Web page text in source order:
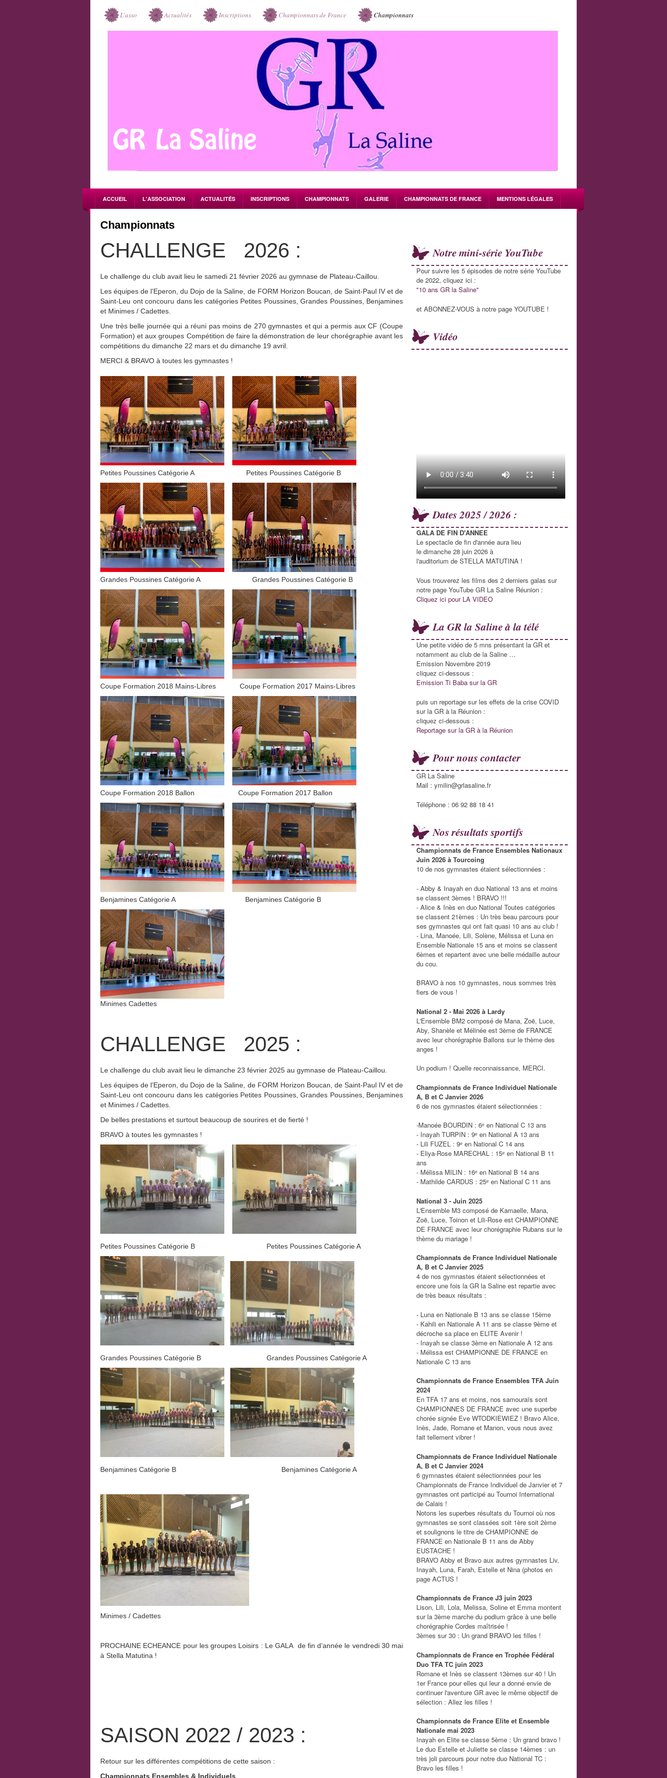
L’asso Actualités Inscriptions Championnats de France Championnats
ACCUEIL L'ASSOCIATION ACTUALITÉS INSCRIPTIONS CHAMPIONNATS GALERIE CHAMPIONNATS DE FRANCE MENTIONS LÉGALES
Championnats
CHALLENGE 2026 :
Le challenge du club avait lieu le samedi 21 février 2026 au gymnase de Plateau-Caillou.
Les équipes de l’Eperon, du Dojo de la Saline, de FORM Horizon Boucan, de Saint-Paul IV et de
Saint-Leu ont concouru dans les catégories Petites Poussines, Grandes Poussines, Benjamines
et Minimes / Cadettes.
Une très belle journée qui a réuni pas moins de 270 gymnastes et qui a permis aux CF (Coupe
Formation) et aux groupes Compétition de faire la démonstration de leur chorégraphie avant les
compétitions du dimanche 22 mars et du dimanche 19 avril.
MERCI & BRAVO à toutes les gymnastes !
Petites Poussines Catégorie A Petites Poussines Catégorie B
Grandes Poussines Catégorie A Grandes Poussines Catégorie B
Coupe Formation 2018 Mains-Libres Coupe Formation 2017 Mains-Libres
Coupe Formation 2018 Ballon Coupe Formation 2017 Ballon
Benjamines Catégorie A Benjamines Catégorie B
Minimes Cadettes
CHALLENGE 2025 :
Le challenge du club avait lieu le dimanche 23 février 2025 au gymnase de Plateau-Caillou.
Les équipes de l’Eperon, du Dojo de la Saline, de FORM Horizon Boucan, de Saint-Paul IV et de
Saint-Leu ont concouru dans les catégories Petites Poussines, Grandes Poussines, Benjamines
et Minimes / Cadettes.
De belles prestations et surtout beaucoup de sourires et de fierté !
BRAVO à toutes les gymnastes !
Petites Poussines Catégorie B Petites Poussines Catégorie A
Grandes Poussines Catégorie B Grandes Poussines Catégorie A
Benjamines Catégorie B Benjamines Catégorie A
Minimes / Cadettes
PROCHAINE ECHEANCE pour les groupes Loisirs : Le GALA de fin d’année le vendredi 30 mai
à Stella Matutina !
SAISON 2022 / 2023 :
Retour sur les différentes compétitions de cette saison :
Championnats Ensembles & Individuels
Notre mini-série YouTube
Pour suivre les 5 épisodes de notre série YouTube
de 2022, cliquez ici :
"10 ans GR la Saline"
et ABONNEZ-VOUS à notre page YOUTUBE !
Vidéo
Dates 2025 / 2026 :
GALA DE FIN D'ANNEE
Le spectacle de fin d'année aura lieu
le dimanche 28 juin 2026 à
l'auditorium de STELLA MATUTINA !
Vous trouverez les films des 2 derniers galas sur
notre page YouTube GR La Saline Réunion :
Cliquez ici pour LA VIDEO
La GR la Saline à la télé
Une petite vidéo de 5 mns présentant la GR et
notamment au club de la Saline …
Emission Novembre 2019
cliquez ci-dessous :
Emission Ti Baba sur la GR
puis un reportage sur les effets de la crise COVID
sur la GR à la Réunion :
cliquez ci-dessous :
Reportage sur la GR à la Réunion
Pour nous contacter
GR La Saline
Mail : ymilin@grlasaline.fr
Téléphone : 06 92 88 18 41
Nos résultats sportifs
Championnats de France Ensembles Nationaux
Juin 2026 à Tourcoing
10 de nos gymnastes étaient sélectionnées :
- Abby & Inayah en duo National 13 ans et moins
se classent 3èmes ! BRAVO !!!
- Alice & Inès en duo National Toutes catégories
se classent 21èmes : Un très beau parcours pour
ses gymnastes qui ont fait quasi 10 ans au club !
- Lina, Manoée, Lili, Solène, Mélissa et Luna en
Ensemble Nationale 15 ans et moins se classent
6èmes et repartent avec une belle médaille autour
du cou.
BRAVO à nos 10 gymnastes, nous sommes très
fiers de vous !
National 2 - Mai 2026 à Lardy
L'Ensemble BM2 composé de Mana, Zoë, Luce,
Aby, Shanèle et Mélinée est 3ème de FRANCE
avec leur chorégraphie Ballons sur le thème des
anges !
Un podium ! Quelle reconnaissance, MERCI.
Championnats de France Individuel Nationale
A, B et C Janvier 2026
6 de nos gymnastes étaient sélectionnées :
-Manoée BOURDIN : 6ᵉ en National C 13 ans
- Inayah TURPIN : 9ᵉ en National A 13 ans
- Lili FUZEL : 9ᵉ en National C 14 ans
- Eliya-Rose MARECHAL : 15ᵉ en National B 11
ans
- Mélissa MILIN : 16ᵉ en National B 14 ans
- Mathilde CARDUS : 25ᵉ en National C 11 ans
National 3 - Juin 2025
L'Ensemble M3 composé de Kamaelle, Mana,
Zoë, Luce, Toinon et Lili-Rose est CHAMPIONNE
DE FRANCE avec leur chorégraphie Rubans sur le
thème du mariage !
Championnats de France Individuel Nationale
A, B et C Janvier 2025
4 de nos gymnastes étaient sélectionnées et
encore une fois la GR la Saline est repartie avec
de très beaux résultats :
- Luna en Nationale B 13 ans se classe 15ème
- Kahili en Nationale A 11 ans se classe 9ème et
décroche sa place en ELITE Avenir !
- Inayah se classe 3ème en Nationale A 12 ans
- Mélissa est CHAMPIONNE DE FRANCE en
Nationale C 13 ans
Championnats de France Ensembles TFA Juin
2024
En TFA 17 ans et moins, nos samouraïs sont
CHAMPIONNES DE FRANCE avec une superbe
chorée signée Eve WTODKIEWIEZ ! Bravo Alice,
Inès, Jade, Romane et Manon, vous nous avez
fait tellement vibrer !
Championnats de France Individuel Nationale
A, B et C Janvier 2024
6 gymnastes étaient sélectionnées pour les
Championnats de France Individuel de Janvier et 7
gymnastes ont participé au Tournoi International
de Calais !
Notons les superbes résultats du Tournoi où nos
gymnastes se sont classées soit 1ère soit 2ème
et soulignons le titre de CHAMPIONNE de
FRANCE en Nationale B 11 ans de Abby
EUSTACHE !
BRAVO Abby et Bravo aux autres gymnastes Liv,
Inayah, Luna, Farah, Estelle et Nina (photos en
page ACTUS !
Championnats de France J3 juin 2023
Lison, Lili, Lola, Melissa, Soline et Emma montent
sur la 3ème marche du podium grâce à une belle
chorégraphie Cordes maîtrisée !
3èmes sur 30 : Un grand BRAVO les filles !
Championnats de France en Trophée Fédéral
Duo TFA TC juin 2023
Romane et Inès se classent 13èmes sur 40 ! Un
1er France pour elles qui leur a donné envie de
continuer l'aventure GR avec le même objectif de
sélection : Allez les filles !
Championnats de France Elite et Ensemble
Nationale mai 2023
Inayah en Elite se classe 5ème : Un grand bravo !
Le duo Estelle et Juliette se classe 14èmes : un
très joli parcours pour notre duo National TC :
Bravo les filles !